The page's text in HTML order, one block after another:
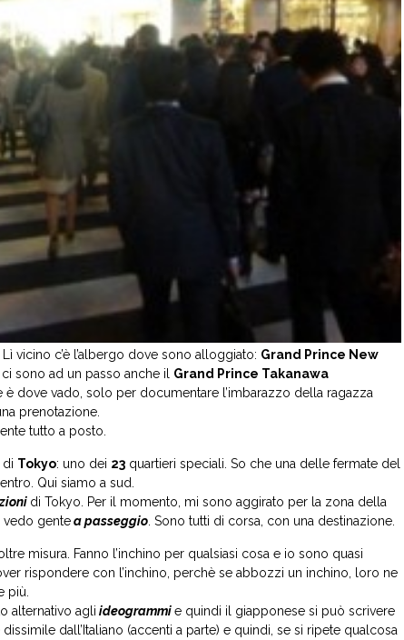
. Lì vicino c’è l’albergo dove sono alloggiato: Grand Prince New
sono ad un passo anche il Grand Prince Takanawa
è dove vado, solo per documentare l’imbarazzo della ragazza
prenotazione.
tutto a posto.
di Tokyo: uno dei 23 quartieri speciali. So che una delle fermate del
Qui siamo a sud.
di Tokyo. Per il momento, mi sono aggirato per la zona della
vedo gentea passeggio . Sono tutti di corsa, con una destinazione.
misura. Fanno l’inchino per qualsiasi cosa e io sono quasi
rispondere con l’inchino, perchè se abbozzi un inchino, loro ne
più.
alternativo agli ideogrammie quindi il giapponese si può scrivere
dall’Italiano (accenti a parte) e quindi, se si ripete qualcosa